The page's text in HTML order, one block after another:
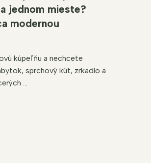
jednom mieste?
modernou
kúpeľňu a nechcete
sprchový kút, zrkadlo a
...